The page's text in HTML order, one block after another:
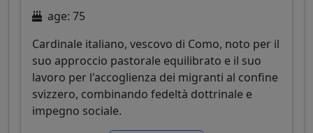
age: 75
Cardinale italiano, vescovo di Como, noto per il
suo approccio pastorale equilibrato e il suo
lavoro per l'accoglienza dei migranti al confine
svizzero, combinando fedeltà dottrinale e
impegno sociale.